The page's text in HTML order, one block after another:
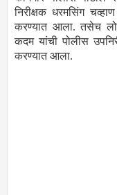
निरीक्षक धरमसिंग
करण्यात आला. तसेच
कदम यांची पोलीस
करण्यात आला.